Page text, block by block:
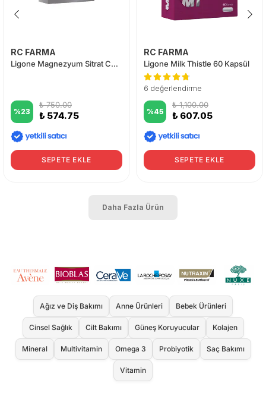
RC FARMA
Ligone Magnezyum Sitrat Complex 60 Tablet
%23
₺ 750.00
₺ 574.75
SEPETE EKLE
RC FARMA
Ligone Milk Thistle 60 Kapsül
6 değerlendirme
%45
₺ 1,100.00
₺ 607.05
SEPETE EKLE
Daha Fazla Ürün
Ağız ve Diş Bakımı Anne Ürünleri Bebek Ürünleri
Cinsel Sağlık Cilt Bakımı Güneş Koruyucular Kolajen
Mineral Multivitamin Omega 3 Probiyotik Saç Bakımı
Vitamin